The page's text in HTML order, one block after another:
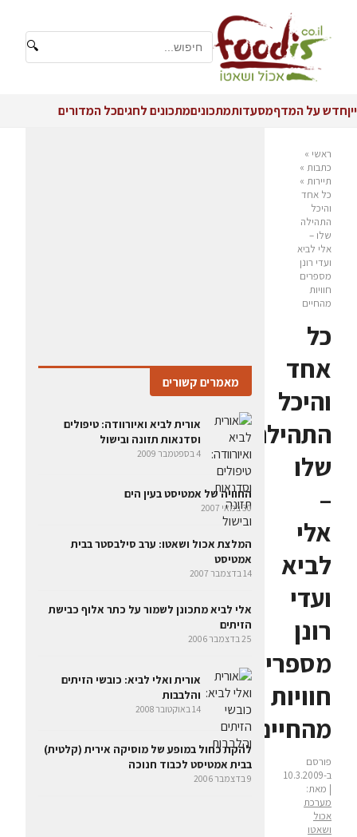
🔍
ייןחדש על המדףמסעדותמתכוניםמתכונים לחגיםכל המדורים
ראשי »
כתבות »
תיירות »
כל אחד
והיכל
התהילה
שלו –
אלי לביא
ועדי רונן
מספרים
חוויות
מהחיים
כל
אחד
והיכל
התהילה
שלו
–
אלי
לביא
ועדי
רונן
מספרים
חוויות
מהחיים
פורסם
ב-10.3.2009
| מאת:
מערכת
אכול
ושאטו
מאמרים קשורים
אורית לביא ואיורוודה: טיפולים
וסדנאות תזונה ובישול
4 בספטמבר 2009
החוויה של אמטיסט בעין הים
30 במאי 2007
המלצת אכול ושאטו: ערב סילבסטר בבית
אמטיסט
14 בדצמבר 2007
אלי לביא מתכונן לשמור על כתר אלוף כבישת
הזיתים
25 בדצמבר 2006
אורית ואלי לביא: כובשי הזיתים
והלבבות
14 באוקטובר 2008
להקת כחול במופע של מוסיקה אירית (קלטית)
בבית אמטיסט לכבוד חנוכה
9 בדצמבר 2006